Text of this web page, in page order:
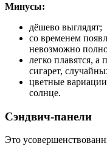
Минусы:
дёшево выглядят;
со временем
невозможно
легко плавятся, а
сигарет,
цветные
солнце.
Сэндвич-панели
Это